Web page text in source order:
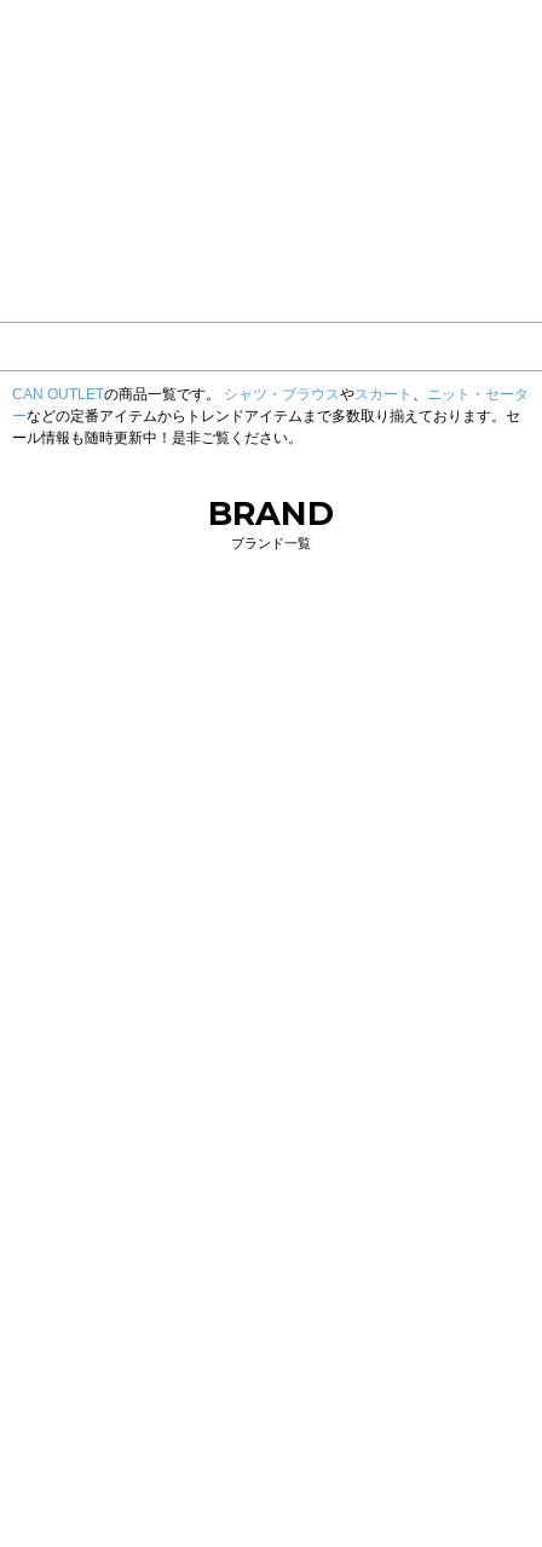
CAN OUTLETの商品一覧です。 シャツ・ブラウスやスカート 、 ニット・セータ
ーなどの定番アイテムからトレンドアイテムまで多数取り揃えております。セ
ール情報も随時更新中！是非ご覧ください。
BRAND
ブランド一覧